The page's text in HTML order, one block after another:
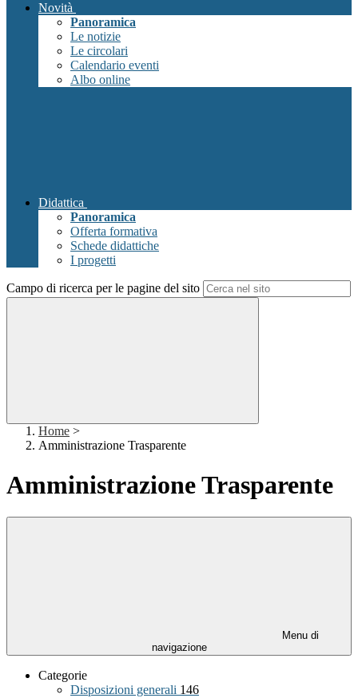
Novità
Panoramica
Le notizie
Le circolari
Calendario eventi
Albo online
Didattica
Panoramica
Offerta formativa
Schede didattiche
I progetti
Campo di ricerca per le pagine del sito
Home >
Amministrazione Trasparente
Amministrazione Trasparente
Menu di
navigazione
Categorie
Disposizioni generali 146